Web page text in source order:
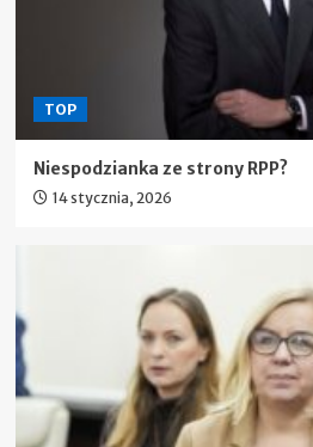
TOP
Niespodzianka ze strony RPP?
14 stycznia, 2026